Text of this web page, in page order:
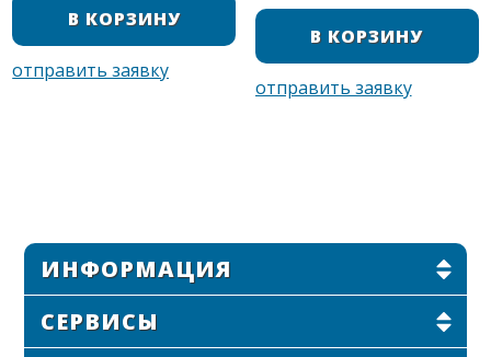
ИНФОРМАЦИЯ
СЕРВИСЫ